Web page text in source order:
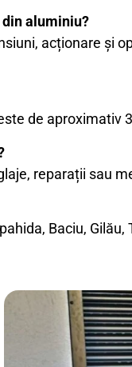
aluminiu?
acționare și
de aproximativ
reparații sau
Baciu,